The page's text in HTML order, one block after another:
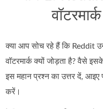
क्या आप सोच रहे हैं कि Reddit
वॉटरमार्क क्यों जोड़ता है? वैसे
इस महान प्रश्न का उत्तर दें, आइए
करें।